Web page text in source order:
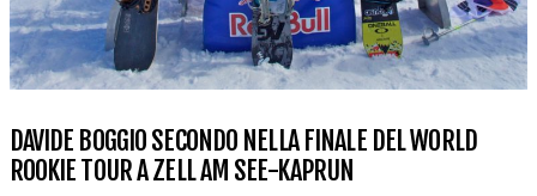
DAVIDE BOGGIO SECONDO NELLA FINALE DEL WORLD
ROOKIE TOUR A ZELL AM SEE-KAPRUN